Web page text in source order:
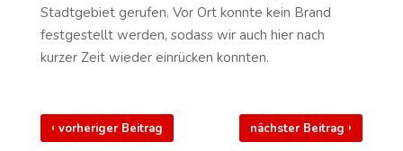
Stadtgebiet gerufen. Vor Ort konnte kein Brand
festgestellt werden, sodass wir auch hier nach
kurzer Zeit wieder einrücken konnten.
‹ vorheriger Beitrag nächster Beitrag›